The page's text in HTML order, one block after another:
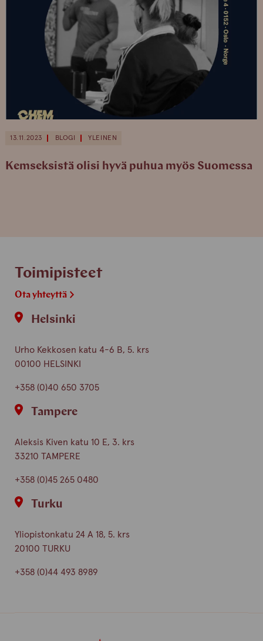
13.11.2023 BLOGI YLEINEN
Kemseksistä olisi hyvä puhua myös Suomessa
Toimipisteet
Ota yhteyttä
Helsinki
Urho Kekkosen katu 4-6 B, 5. krs
00100 HELSINKI
+358 (0)40 650 3705
Tampere
Aleksis Kiven katu 10 E, 3. krs
33210 TAMPERE
+358 (0)45 265 0480
Turku
Yliopistonkatu 24 A 18, 5. krs
20100 TURKU
+358 (0)44 493 8989